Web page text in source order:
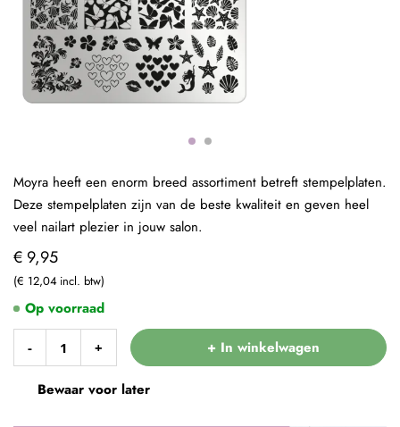
€ 9,95
€ 12,04
- + + In winkelwagen
Bewaar voor later
Op voorraad
Moyra heeft een enorm breed assortiment betreft stempelplaten.
Deze stempelplaten zijn van de beste kwaliteit en geven heel
veel nailart plezier in jouw salon.